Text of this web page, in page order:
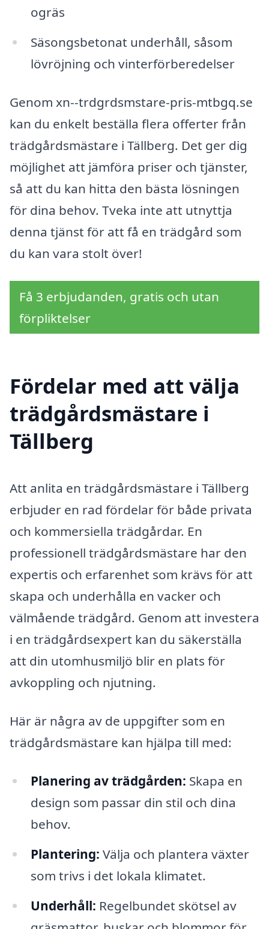
ogräs
Säsongsbetonat underhåll, såsom
lövröjning och vinterförberedelser
Genom xn--trdgrdsmstare-pris-mtbgq.se
kan du enkelt beställa flera offerter från
trädgårdsmästare i Tällberg. Det ger dig
möjlighet att jämföra priser och tjänster,
så att du kan hitta den bästa lösningen
för dina behov. Tveka inte att utnyttja
denna tjänst för att få en trädgård som
du kan vara stolt över!
Få 3 erbjudanden, gratis och utan
förpliktelser
Fördelar med att välja
trädgårdsmästare i
Tällberg
Att anlita en trädgårdsmästare i Tällberg
erbjuder en rad fördelar för både privata
och kommersiella trädgårdar. En
professionell trädgårdsmästare har den
expertis och erfarenhet som krävs för att
skapa och underhålla en vacker och
välmående trädgård. Genom att investera
i en trädgårdsexpert kan du säkerställa
att din utomhusmiljö blir en plats för
avkoppling och njutning.
Här är några av de uppgifter som en
trädgårdsmästare kan hjälpa till med:
Planering av trädgården: Skapa en
design som passar din stil och dina
behov.
Plantering: Välja och plantera växter
som trivs i det lokala klimatet.
Underhåll: Regelbundet skötsel av